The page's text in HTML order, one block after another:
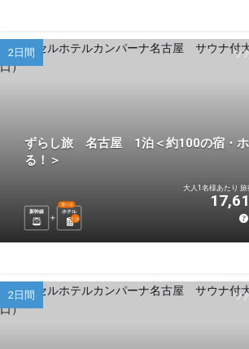
ツ
2日間
ずらし旅 名古屋 1泊＜約100の宿・ホ
る！＞
新幹線 ホテル
選べる
1 泊
大人1名様あたり 旅
ツ
2日間